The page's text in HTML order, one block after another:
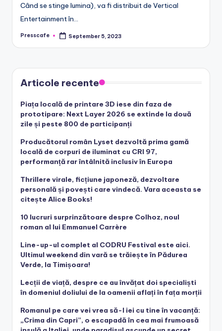
Când se stinge lumina), va fi distribuit de Vertical
Entertainment în…
Posted
Presscafe September 5, 2023
Articole recente
Piața locală de printare 3D iese din faza de
prototipare: Next Layer 2026 se extinde la două
zile și peste 800 de participanți
Producătorul român Lyset dezvoltă prima gamă
locală de corpuri de iluminat cu CRI 97,
performanță rar întâlnită inclusiv în Europa
Thrillere virale, ficțiune japoneză, dezvoltare
personală și povești care vindecă. Vara aceasta se
citește Alice Books!
10 lucruri surprinzătoare despre Colhoz, noul
roman al lui Emmanuel Carrère
Line-up-ul complet al CODRU Festival este aici.
Ultimul weekend din vară se trăiește în Pădurea
Verde, la Timișoara!
Lecții de viață, despre ce au învățat doi specialiști
în domeniul doliului de la oamenii aflați în fața morții
Romanul pe care vei vrea să-l iei cu tine în vacanță:
„Crima din Capri”, o escapadă în cea mai frumoasă